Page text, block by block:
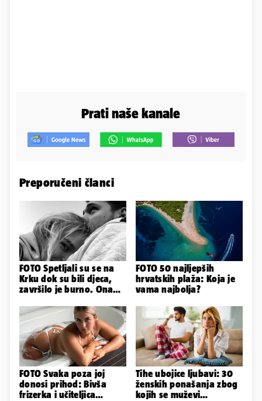
Prati naše kanale
Preporučeni članci
FOTO Spetljali su se na
Krku dok su bili djeca,
završilo je burno. Ona
FOTO 50 najljepših
hrvatskih plaža: Koja je
vama najbolja?
FOTO Svaka poza joj
donosi prihod: Bivša
frizerka i učiteljica
Tihe ubojice ljubavi: 30
ženskih ponašanja zbog
kojih se muževi